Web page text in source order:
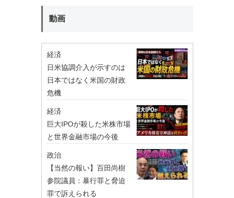
動画
経済
日米協調介入が示すのは
日本ではなく米国の財政
危機
経済
巨大IPOが殺した米株市場
と世界金融市場の今後
政治
【当然の報い】百田尚樹
参院議員：暴行罪と脅迫
罪で訴えられる